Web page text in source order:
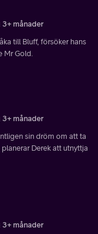
månader
till Bluff, försöker hans
Mr Gold.
månader
sin dröm om att ta
Derek att utnyttja
månader